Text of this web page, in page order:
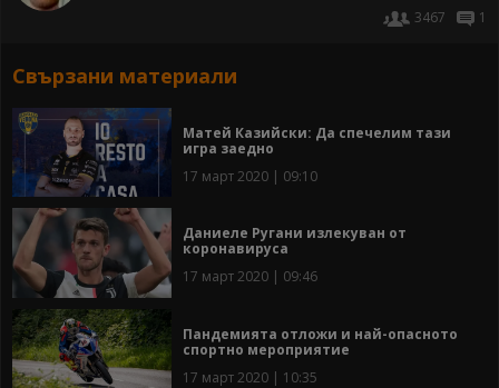
3467
1
Свързани материали
Матей Казийски: Да спечелим тази
игра заедно
17 март 2020 | 09:10
Даниеле Ругани излекуван от
коронавируса
17 март 2020 | 09:46
Пандемията отложи и най-опасното
спортно мероприятие
17 март 2020 | 10:35